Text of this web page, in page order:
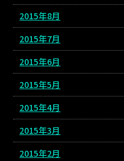
2015年8月
2015年7月
2015年6月
2015年5月
2015年4月
2015年3月
2015年2月